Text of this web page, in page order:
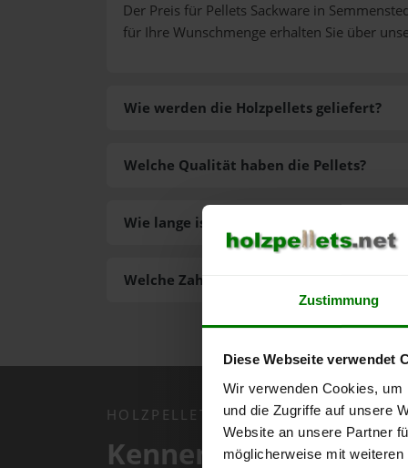
Zustimmung
Diese Webseite verwendet
Wir verwenden Cookies,
und die Zugriffe auf unsere
Website an unsere Partner
möglicherweise mit
Der Preis für Pellets Sackware in
für Ihre Wunschmenge erhalten Sie über
Wie werden die Holzpellets geliefert?
Welche Zahlungsarten gibt es?
Welche Qualität haben die Pellets?
Wie lange ist die Lieferzeit der Pellets?
HOLZPELLETS.NET APP
Kennen Sie schon